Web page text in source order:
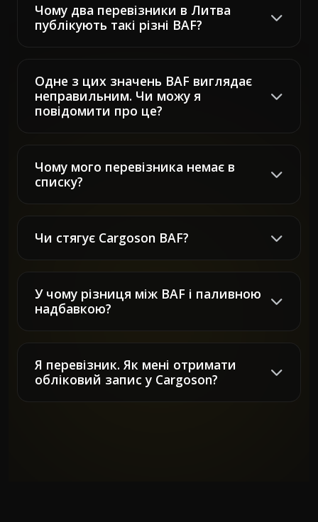
Чому два перевізники в Литва
публікують такі різні BAF?
Одне з цих значень BAF виглядає
неправильним. Чи можу я
повідомити про це?
Чому мого перевізника немає в
списку?
Чи стягує Cargoson BAF?
У чому різниця між BAF і паливною
надбавкою?
Я перевізник. Як мені отримати
обліковий запис у Cargoson?